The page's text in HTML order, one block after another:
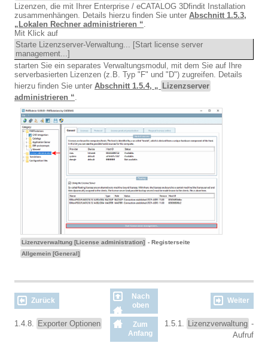
Lizenzen, die mit Ihrer Enterprise / eCATALOG 3Dfindit Installation
zusammenhängen. Details hierzu finden Sie unter Abschnitt 1.5.3,
„Lokalen Rechner administrieren “.
Mit Klick auf
Starte Lizenzserver-Verwaltung... [Start license server
management...]
starten Sie ein separates Verwaltungsmodul, mit dem Sie auf Ihre
serverbasierten Lizenzen (z.B. Typ "F" und "D") zugreifen. Details
hierzu finden Sie unter Abschnitt 1.5.4, „ Lizenzserver
administrieren “.
Lizenzverwaltung [License administration] - Registerseite
Allgemein [General]
Zurück
Nach
oben
Weiter
1.4.8. Exporter Optionen
Zum
Anfang
1.5.1. Lizenzverwaltung -
Aufruf